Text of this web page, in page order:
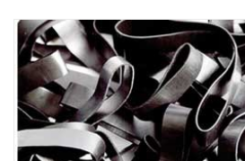
Pallet elastiek
Kruiselastiek
Fastfix